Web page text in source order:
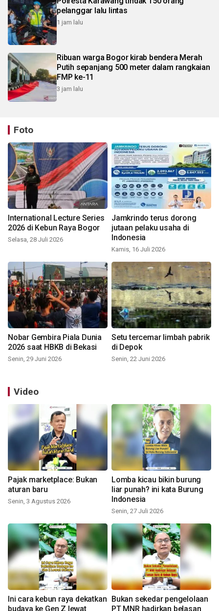
pelanggar lalu lintas
1 jam lalu
Ribuan warga Bogor kirab bendera Merah
Putih sepanjang 500 meter dalam rangkaian
FMP ke-11
3 jam lalu
Foto
International Lecture Series
2026 di Kebun Raya Bogor
Selasa, 28 Juli 2026
Jamkrindo terus dorong
jutaan pelaku usaha di
Indonesia
Kamis, 16 Juli 2026
Nobar Gembira Piala Dunia
2026 saat HBKB di Bekasi
Senin, 29 Juni 2026
Setu tercemar limbah pabrik
di Depok
Senin, 22 Juni 2026
Video
Pajak marketplace: Bukan
aturan baru
Senin, 3 Agustus 2026
Lomba kicau bikin burung
liar punah? ini kata Burung
Indonesia
Senin, 27 Juli 2026
Ini cara kebun raya dekatkan
budaya ke Gen Z lewat
Bukan sekedar pengelolaan
PT MNR hadirkan belasan